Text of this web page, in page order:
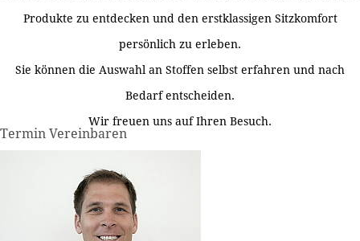
Produkte zu entdecken und den erstklassigen Sitzkomfort
persönlich zu erleben.
Sie können die Auswahl an Stoffen selbst erfahren und nach
Bedarf entscheiden.
Wir freuen uns auf Ihren Besuch.
Termin Vereinbaren